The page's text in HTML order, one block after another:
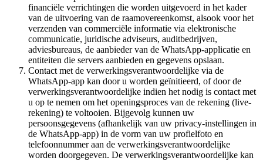
financiële verrichtingen die worden uitgevoerd in het kader
van de uitvoering van de raamovereenkomst, alsook voor het
verzenden van commerciële informatie via elektronische
communicatie, juridische adviseurs, auditbedrijven,
adviesbureaus, de aanbieder van de WhatsApp-applicatie en
entiteiten die servers aanbieden en gegevens opslaan.
Contact met de verwerkingsverantwoordelijke via de
WhatsApp-app kan door u worden geïnitieerd, of door de
verwerkingsverantwoordelijke indien het nodig is contact met
u op te nemen om het openingsproces van de rekening (live-
rekening) te voltooien. Bijgevolg kunnen uw
persoonsgegevens (afhankelijk van uw privacy-instellingen in
de WhatsApp-app) in de vorm van uw profielfoto en
telefoonnummer aan de verwerkingsverantwoordelijke
worden doorgegeven. De verwerkingsverantwoordelijke kan